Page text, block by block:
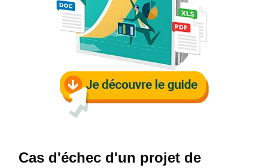
Cas d'échec d'un projet de